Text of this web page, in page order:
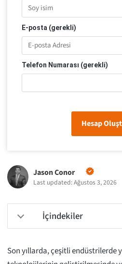
E-posta (gerekli)
Telefon Numarası (gerekli)
Hesap
Jason Conor
Last updated: Ağustos 3, 2026
İçindekiler
Son yıllarda, çeşitli endüstrilerde